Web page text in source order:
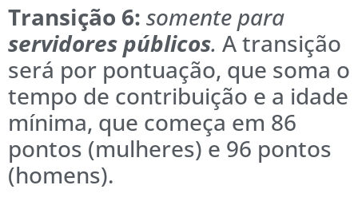
Transição 6: somente para
servidores públicos. A transição
será por pontuação, que soma o
tempo de contribuição e a idade
mínima, que começa em 86
pontos (mulheres) e 96 pontos
(homens).